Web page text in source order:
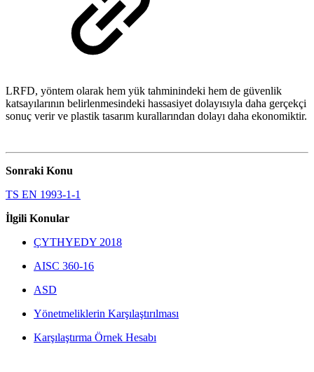
LRFD, yöntem olarak hem yük tahminindeki hem de güvenlik
katsayılarının belirlenmesindeki hassasiyet dolayısıyla daha gerçekçi
sonuç verir ve plastik tasarım kurallarından dolayı daha ekonomiktir.
Sonraki Konu
TS EN 1993-1-1
İlgili Konular
ÇYTHYEDY 2018
AISC 360-16
ASD
Yönetmeliklerin Karşılaştırılması
Karşılaştırma Örnek Hesabı